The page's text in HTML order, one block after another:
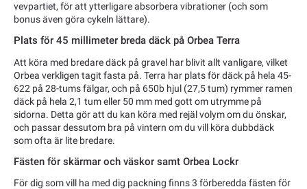
vevpartiet, för att ytterligare absorbera vibrationer (och som
bonus även göra cykeln lättare).
Plats för 45 millimeter breda däck på Orbea Terra
Att köra med bredare däck på gravel har blivit allt vanligare, vilket
Orbea verkligen tagit fasta på. Terra har plats för däck på hela 45-
622 på 28-tums fälgar, och på 650b hjul (27,5 tum) rymmer ramen
däck på hela 2,1 tum eller 50 mm med gott om utrymme på
sidorna. Detta gör att du kan köra med rejäl volym om du önskar,
och passar dessutom bra på vintern om du vill köra dubbdäck
som ofta är lite bredare.
Fästen för skärmar och väskor samt Orbea Lockr
För dig som vill ha med dig packning finns 3 förberedda fästen för